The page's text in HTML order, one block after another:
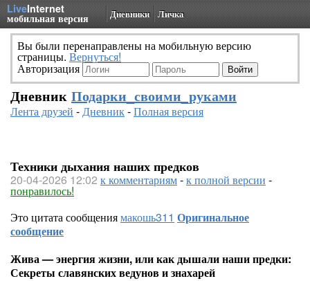
LiveInternet
мобильная версия Дневники Личка
Вы были перенаправлены на мобильную версию
страницы. Вернуться!
Авторизация
Дневник Подарки_своими_руками
Лента друзей -Дневник-Полная версия
Техники дыхания наших предков
20-04-2026 12:02 к комментариям-к полной версии -
понравилось!
Это цитата сообщениямакошь311 Оригинальное
сообщение
Жива — энергия жизни, или как дышали наши предки:
Секреты славянских ведунов и знахарей